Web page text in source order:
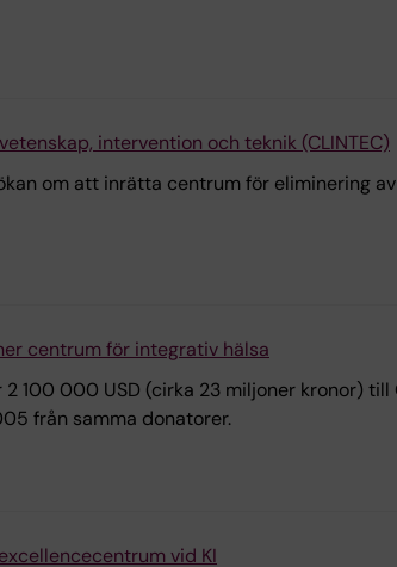
intervention och teknik (CLINTEC)
om att inrätta centrum för eliminering
centrum för integrativ hälsa
100 000 USD (cirka 23 miljoner kronor)
från samma donatorer.
vid KI